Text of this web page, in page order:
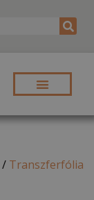
/ Transzferfólia